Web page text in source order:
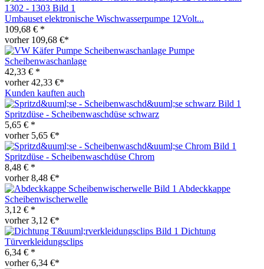
Umbauset elektronische Wischwasserpumpe 12Volt...
109,68 € *
vorher 109,68 €*
Pumpe
Scheibenwaschanlage
42,33 € *
vorher 42,33 €*
Kunden kauften auch
Spritzdüse - Scheibenwaschdüse schwarz
5,65 € *
vorher 5,65 €*
Spritzdüse - Scheibenwaschdüse Chrom
8,48 € *
vorher 8,48 €*
Abdeckkappe
Scheibenwischerwelle
3,12 € *
vorher 3,12 €*
Dichtung
Türverkleidungsclips
6,34 € *
vorher 6,34 €*